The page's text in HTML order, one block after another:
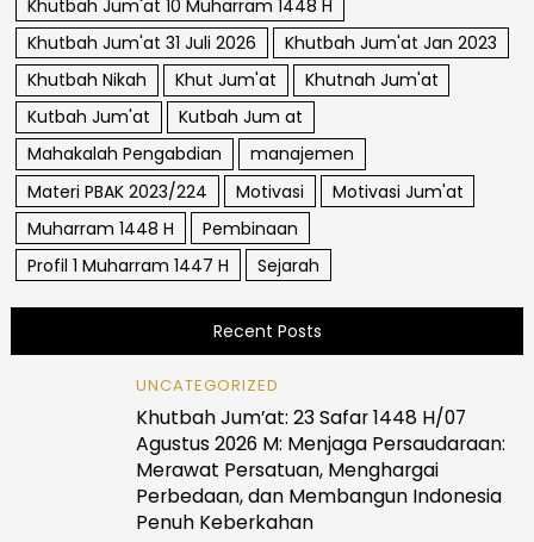
Khutbah Jum'at 10 Muharram 1448 H
Khutbah Jum'at 31 Juli 2026
Khutbah Jum'at Jan 2023
Khutbah Nikah
Khut Jum'at
Khutnah Jum'at
Kutbah Jum'at
Kutbah Jum at
Mahakalah Pengabdian
manajemen
Materi PBAK 2023/224
Motivasi
Motivasi Jum'at
Muharram 1448 H
Pembinaan
Profil 1 Muharram 1447 H
Sejarah
Recent Posts
UNCATEGORIZED
Khutbah Jum’at: 23 Safar 1448 H/07
Agustus 2026 M: Menjaga Persaudaraan:
Merawat Persatuan, Menghargai
Perbedaan, dan Membangun Indonesia
Penuh Keberkahan